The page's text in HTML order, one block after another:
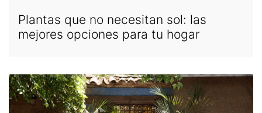
Plantas que no necesitan sol: las
mejores opciones para tu hogar